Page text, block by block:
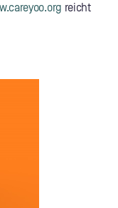
reicht